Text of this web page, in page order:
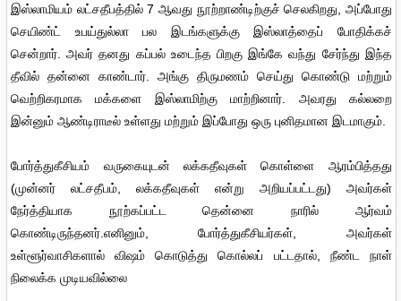
இஸ்லாமியம் லட்சதீபத்தில் 7 ஆவது நூற்றாண்டிற்குச் செலகிறது, அப்போது
செயிண்ட் உபய்துல்லா பல இடங்களுக்கு இஸ்லாத்தைப் போதிக்கச்
சென்றார். அவர் தனது கப்பல் உடைந்த பிறகு இங்கே வந்து சேர்ந்து இந்த
தீவில் தன்னை காண்டார். அங்கு திருமணம் செய்து கொண்டு மற்றும்
வெற்றிகரமாக மக்களை இஸ்லாமிற்கு மாற்றினார். அவரது கல்லறை
இன்னும் ஆண்டிராடீல் உள்ளது மற்றும் இப்போது ஒரு புனிதமான இடமாகும்.
போர்த்துகீசியம் வருகையுடன் லக்கதீவுகள் கொள்ளை ஆரம்பித்தது
(முன்னர் லட்சதீபம், லக்கதீவுகள் என்று அறியப்பட்டது) அவர்கள்
நேர்த்தியாக நூற்கப்பட்ட தென்னை நாரில் ஆர்வம்
கொண்டிருந்தனர்.எனினும், போர்த்துகீசியர்கள், அவர்கள்
உள்ளூர்வாசிகளால் விஷம் கொடுத்து கொல்லப் பட்டதால், நீண்ட நாள்
நிலைக்க முடியவில்லை